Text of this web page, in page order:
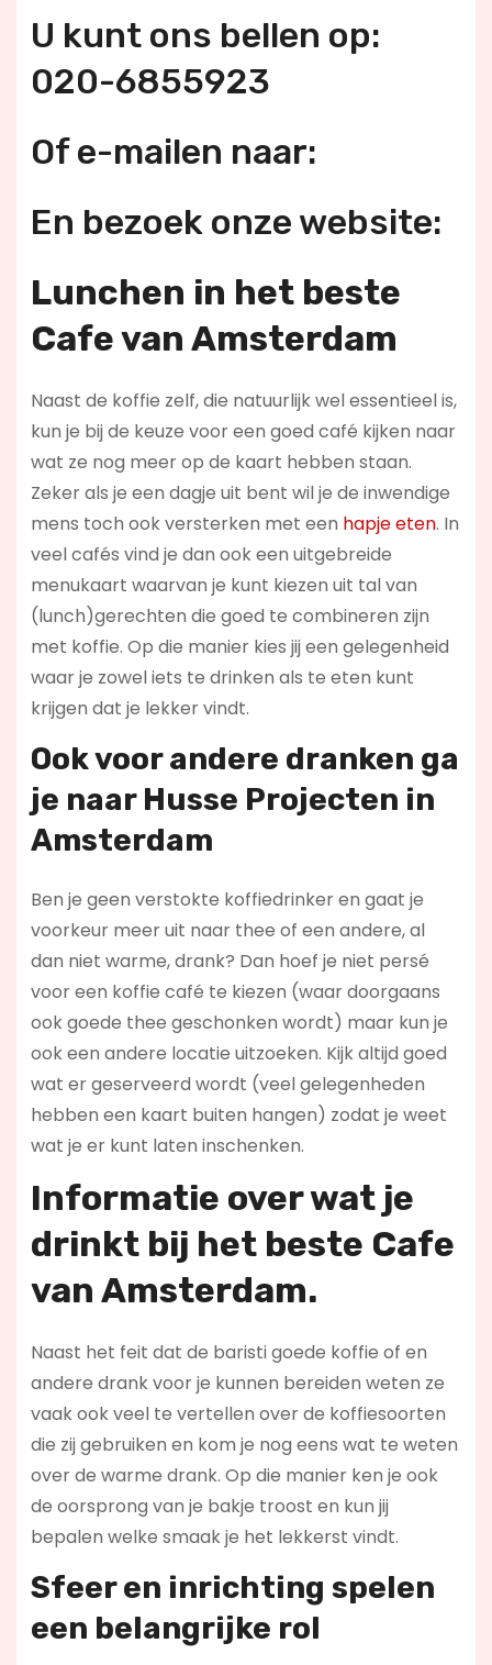
U kunt ons bellen op:
020-6855923
Of e-mailen naar:
En bezoek onze website:
Lunchen in het beste
Cafe van Amsterdam
Naast de koffie zelf, die natuurlijk wel essentieel is,
kun je bij de keuze voor een goed café kijken naar
wat ze nog meer op de kaart hebben staan.
Zeker als je een dagje uit bent wil je de inwendige
mens toch ook versterken met een hapje eten. In
veel cafés vind je dan ook een uitgebreide
menukaart waarvan je kunt kiezen uit tal van
(lunch)gerechten die goed te combineren zijn
met koffie. Op die manier kies jij een gelegenheid
waar je zowel iets te drinken als te eten kunt
krijgen dat je lekker vindt.
Ook voor andere dranken ga
je naar Husse Projecten in
Amsterdam
Ben je geen verstokte koffiedrinker en gaat je
voorkeur meer uit naar thee of een andere, al
dan niet warme, drank? Dan hoef je niet persé
voor een koffie café te kiezen (waar doorgaans
ook goede thee geschonken wordt) maar kun je
ook een andere locatie uitzoeken. Kijk altijd goed
wat er geserveerd wordt (veel gelegenheden
hebben een kaart buiten hangen) zodat je weet
wat je er kunt laten inschenken.
Informatie over wat je
drinkt bij het beste Cafe
van Amsterdam.
Naast het feit dat de baristi goede koffie of en
andere drank voor je kunnen bereiden weten ze
vaak ook veel te vertellen over de koffiesoorten
die zij gebruiken en kom je nog eens wat te weten
over de warme drank. Op die manier ken je ook
de oorsprong van je bakje troost en kun jij
bepalen welke smaak je het lekkerst vindt.
Sfeer en inrichting spelen
een belangrijke rol